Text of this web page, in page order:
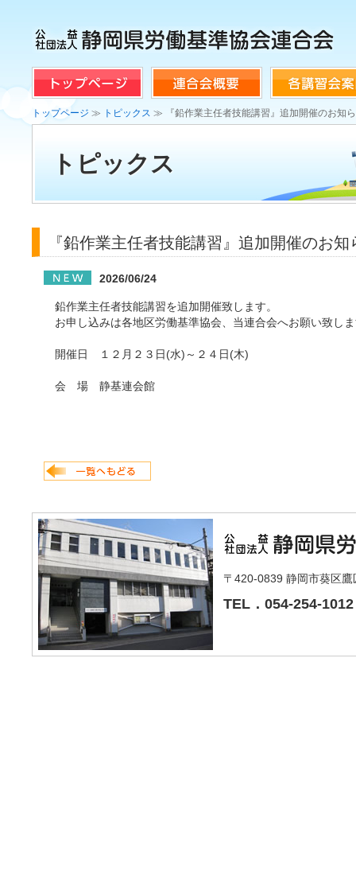
トップページ ≫ トピックス ≫ 『鉛作業主任者技能講習』追加開催のお知
トピックス
『鉛作業主任者技能講習』追加開催のお知
2026/06/24
鉛作業主任者技能講習を追加開催致します。
お申し込みは各地区労働基準協会、当連合会へお願い致し
開催日 １２月２３日(水)～２４日(木)
会 場 静基連会館
〒420-0839 静岡市葵区
TEL．054-254-